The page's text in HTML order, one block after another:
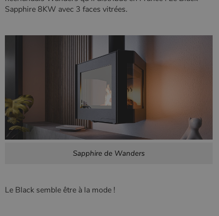
Sapphire 8KW avec 3 faces vitrées.
Sapphire de Wanders
Le Black semble être à la mode !